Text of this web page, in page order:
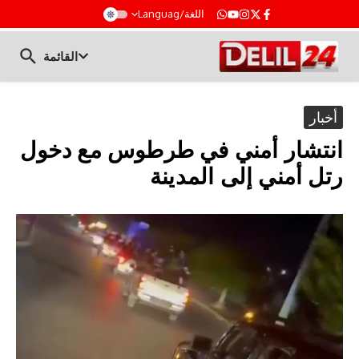
اللغة/Languag
القائمة
أخبار
انتشار أمني في طرطوس مع دخول
رتل أمني إلى المدينة